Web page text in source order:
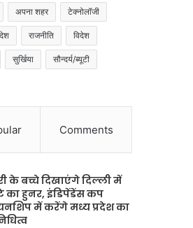
अपना शहर टेक्नोलॉजी
राजनीति विदेश
सुर्खिया सौन्दर्य/ब्यूटी
Comments
के बच्चे दिखाएंगे दिल्ली में
का हुनर, इंडिपेंडेंस कप
में करेंगे मध्य प्रदेश का